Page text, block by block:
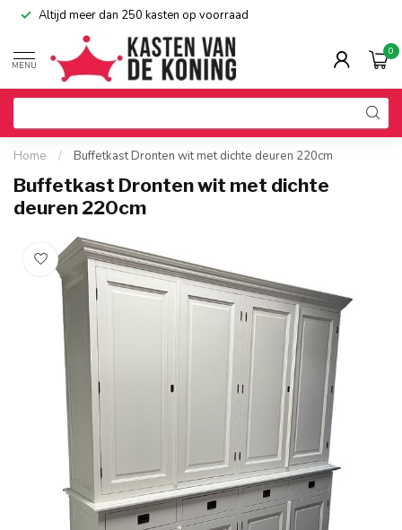
Altijd meer dan 250 kasten op voorraad
MENU
0
Home / Buffetkast Dronten wit met dichte deuren 220cm
Buffetkast Dronten wit met dichte
deuren 220cm